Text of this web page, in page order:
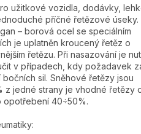
užitkové vozidla, dodávky,
příčné řetězové úseky.
– borová ocel se speciálním
je uplatněn kroucený řetěz o
řetězu. Při nasazování je
v případech, kdy požadavek
sil. Sněhové řetězy jsou
z jedné strany je vhodné řetězy
opotřebení 40÷50%.